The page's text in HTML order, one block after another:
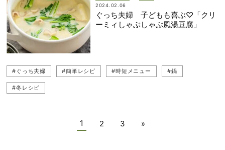
2024.02.06
ぐっち夫婦 子どもも喜ぶ♡「クリ
ーミィしゃぶしゃぶ風湯豆腐」
#ぐっち夫婦 #簡単レシピ #時短メニュー #鍋
#冬レシピ
1 2 3 »